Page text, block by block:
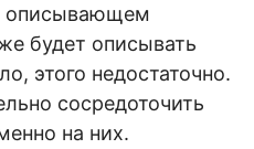
описывающем
будет описывать
этого недостаточно.
сосредоточить
на них.